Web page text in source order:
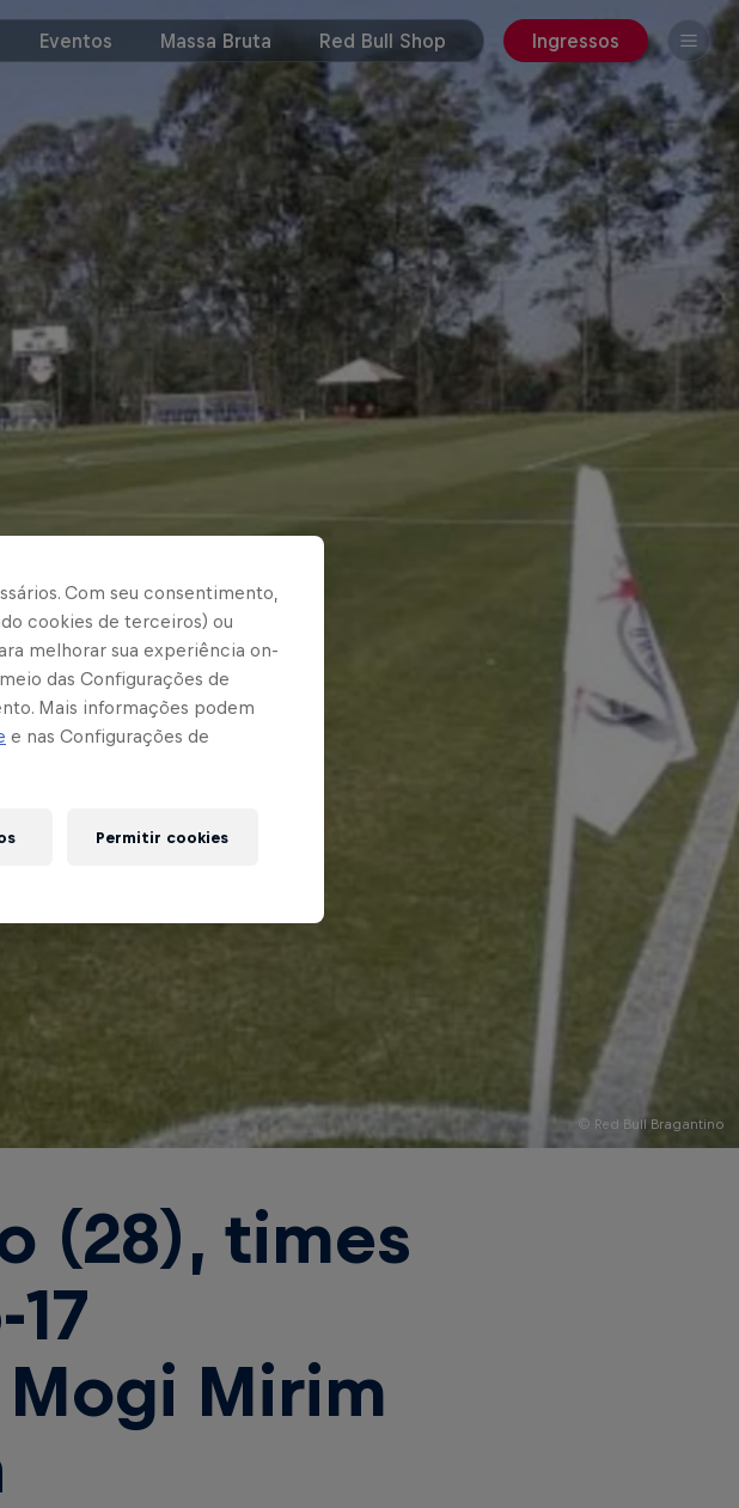
Eventos Massa Bruta Red Bull Shop Ingressos
© Red Bull Bragantino
(28), times
Mirim
Com seu consentimento,
cookies de terceiros) ou
melhorar sua experiência on-
das Configurações de
Mais informações podem
e nas Configurações de
Permitir cookies